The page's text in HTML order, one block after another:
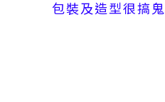
包裝及造型很搞鬼